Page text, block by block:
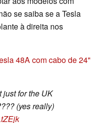
se saiba se a Tesla
à direita nos
48A com cabo de 24"
just for the UK
(yes really)